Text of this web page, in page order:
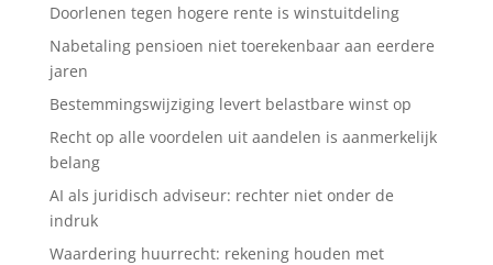
Doorlenen tegen hogere rente is winstuitdeling
Nabetaling pensioen niet toerekenbaar aan eerdere
jaren
Bestemmingswijziging levert belastbare winst op
Recht op alle voordelen uit aandelen is aanmerkelijk
belang
AI als juridisch adviseur: rechter niet onder de
indruk
Waardering huurrecht: rekening houden met